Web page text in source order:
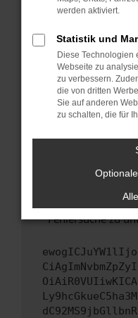
Probleme zu
Betriebssystem
sind.
Veraltete
Sicherheitsrisiko,
führen, dass
unterstützt
Wende dich an
Wenn du alle
hast, kontaktiere
uns diesen Text
Fehlersuche zu
werden aktiviert.
Statistik und
Diese Technologien
Webseite zu
zu verbessern.
die von dritten
Sie auf anderen
zu schalten, die für